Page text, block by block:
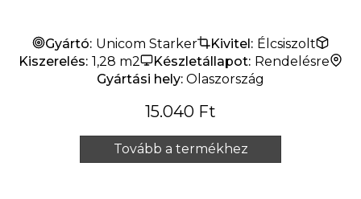
Gyártó: Unicom Starker Kivitel: Élcsiszolt
Kiszerelés: 1,28 m2 Készletállapot: Rendelésre
Gyártási hely: Olaszország
15.040 Ft
Tovább a termékhez